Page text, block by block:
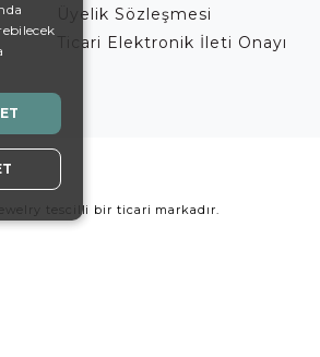
Üyelik Sözleşmesi
Ticari Elektronik İleti Onayı
tescilli bir ticari markadır.